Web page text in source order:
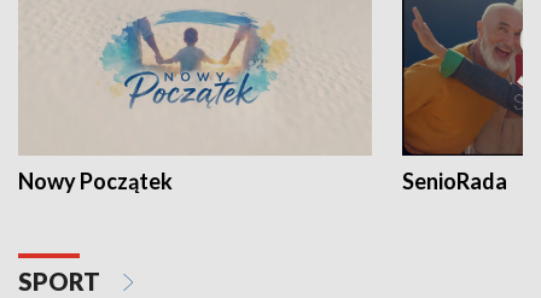
Nowy Początek SenioRada
SPORT